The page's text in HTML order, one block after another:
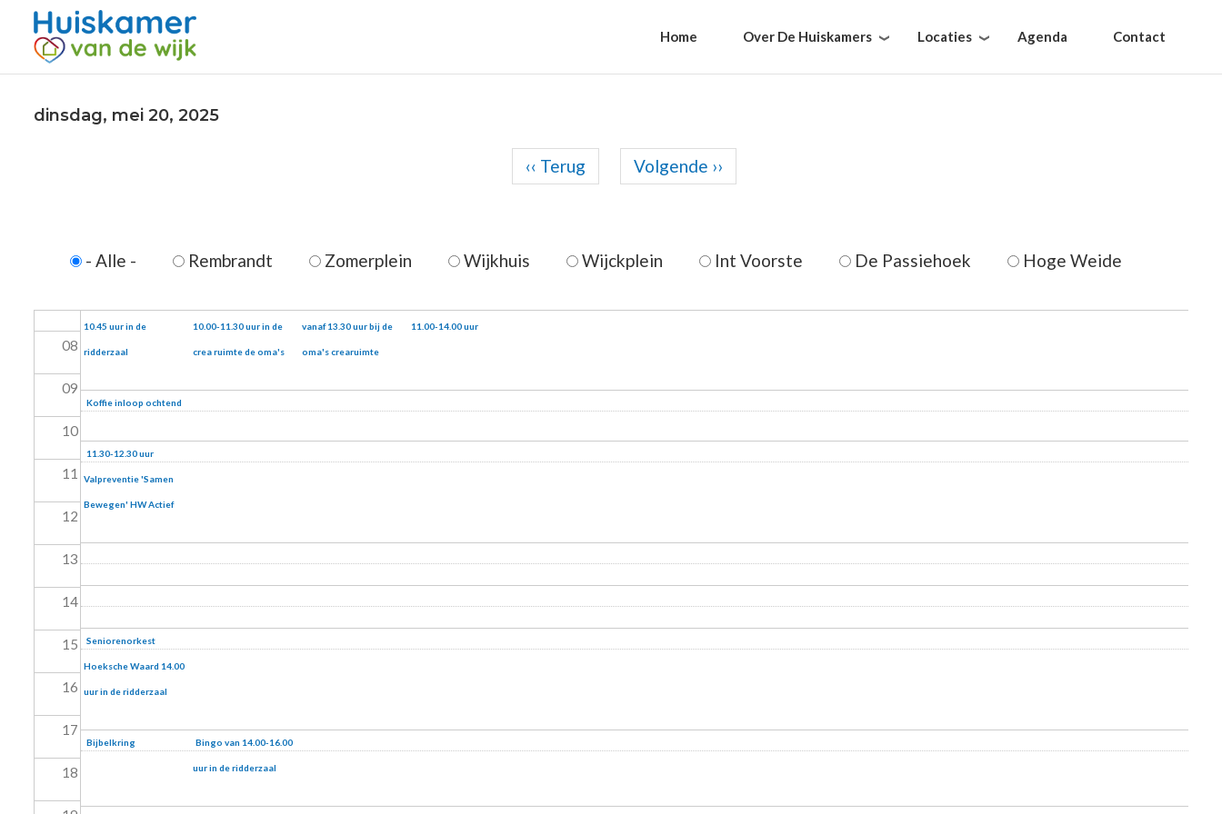
Home Over De Huiskamers Locaties Agenda Contact
dinsdag, mei 20, 2025
Paginering
‹‹ Terug Volgende ››
- Alle - Rembrandt Zomerplein Wijkhuis Wijckplein Int Voorste De Passiehoek Hoge Weide
01
01
06
08
09
10
11
12
13
14
15
16
17
18
10.45 uur in de
ridderzaal
10.00-11.30 uur in de
crea ruimte de oma's
vanaf 13.30 uur bij de
oma's crearuimte
11.00-14.00 uur
Koffie inloop ochtend
11.30-12.30 uur
Valpreventie 'Samen
Bewegen' HW Actief
Seniorenorkest
Hoeksche Waard 14.00
uur in de ridderzaal
Bijbelkring Bingo van 14.00-16.00
uur in de ridderzaal